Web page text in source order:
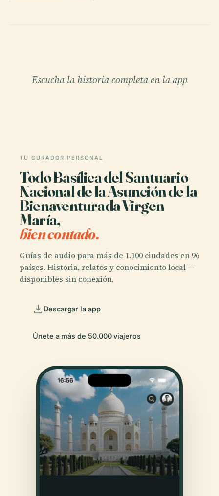
Escucha la historia completa en la app
TU CURADOR PERSONAL
Todo Basílica del Santuario
Nacional de la Asunción de la
Bienaventurada Virgen
María,
bien contado.
Guías de audio para más de 1.100 ciudades en 96
países. Historia, relatos y conocimiento local —
disponibles sin conexión.
Descargar la app
Únete a más de 50.000 viajeros